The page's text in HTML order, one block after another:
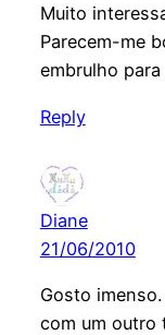
Muito
Parecem-me
embrulho
Reply
Diane
21/06/2010
Gosto
com um outro